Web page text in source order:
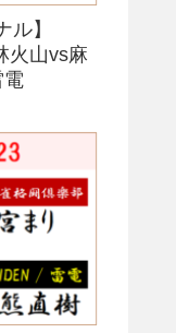
ル】
火山vs麻